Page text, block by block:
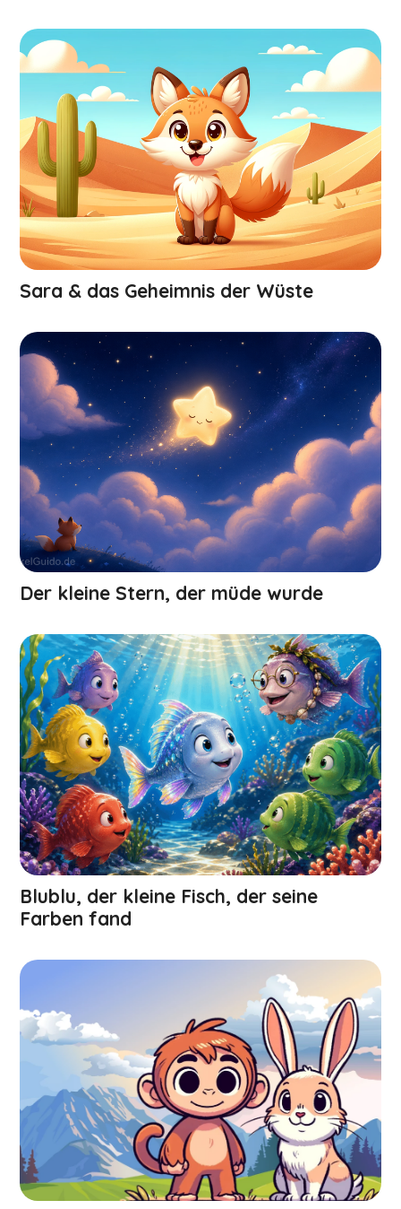
Sara & das Geheimnis der Wüste
Der kleine Stern, der müde wurde
Blublu, der kleine Fisch, der seine
Farben fand